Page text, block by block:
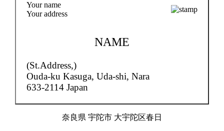
Your name
Your address
NAME
(St.Address,)
Ouda-ku Kasuga, Uda-shi, Nara
633-2114 Japan
奈良県 宇陀市 大宇陀区春日